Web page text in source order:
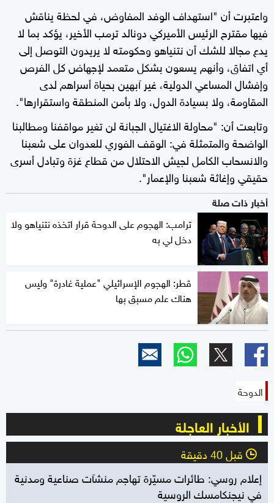
واعتبرت أن "استهداف الوفد المفاوض، في لحظة يناقش
فيها مقترح الرئيس الأميركي دونالد ترمب الأخير، يؤكد بما لا
يدع مجالا للشك أن نتنياهو وحكومته لا يريدون التوصل إلى
أي اتفاق، وأنهم يسعون بشكل متعمد لإجهاض كل الفرص
وإفشال المساعي الدولية، غير آبهين بحياة أسراهم لدى
المقاومة، ولا بسيادة الدول، ولا بأمن المنطقة واستقرارها".
وتابعت أن: "محاولة الاغتيال الجبانة لن تغير مواقفنا ومطالبنا
الواضحة والمتمثلة في: الوقف الفوري للعدوان على شعبنا
والانسحاب الكامل لجيش الاحتلال من قطاع غزة وتبادل أسرى
حقيقي وإغاثة شعبنا والإعمار".
أخبار ذات صلة
ترامب: الهجوم على الدوحة قرار اتخذه نتنياهو ولا
دخل لي به
قطر: الهجوم الإسرائيلي "عملية غادرة" وليس
هناك علم مسبق بها
الدوحة
الأخبار العاجلة
l قبل 40 دقيقة
إعلام روسي: طائرات مسيّرة تهاجم منشآت صناعية ومدنية
في نيجنكامسك الروسية